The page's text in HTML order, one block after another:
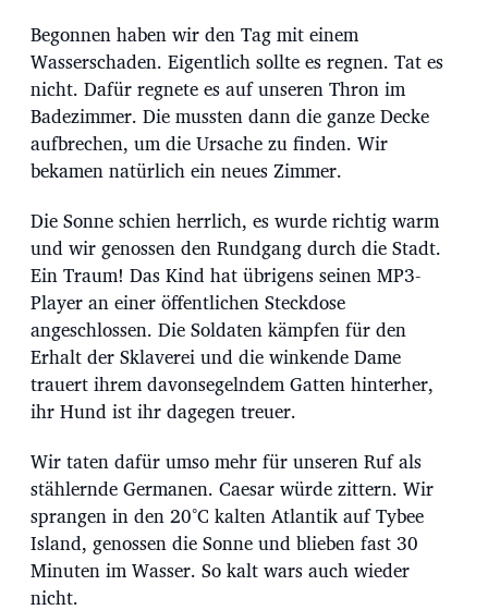
Begonnen haben wir den Tag mit einem
Wasserschaden. Eigentlich sollte es regnen. Tat es
nicht. Dafür regnete es auf unseren Thron im
Badezimmer. Die mussten dann die ganze Decke
aufbrechen, um die Ursache zu finden. Wir
bekamen natürlich ein neues Zimmer.
Die Sonne schien herrlich, es wurde richtig warm
und wir genossen den Rundgang durch die Stadt.
Ein Traum! Das Kind hat übrigens seinen MP3-
Player an einer öffentlichen Steckdose
angeschlossen. Die Soldaten kämpfen für den
Erhalt der Sklaverei und die winkende Dame
trauert ihrem davonsegelndem Gatten hinterher,
ihr Hund ist ihr dagegen treuer.
Wir taten dafür umso mehr für unseren Ruf als
stählernde Germanen. Caesar würde zittern. Wir
sprangen in den 20°C kalten Atlantik auf Tybee
Island, genossen die Sonne und blieben fast 30
Minuten im Wasser. So kalt wars auch wieder
nicht.